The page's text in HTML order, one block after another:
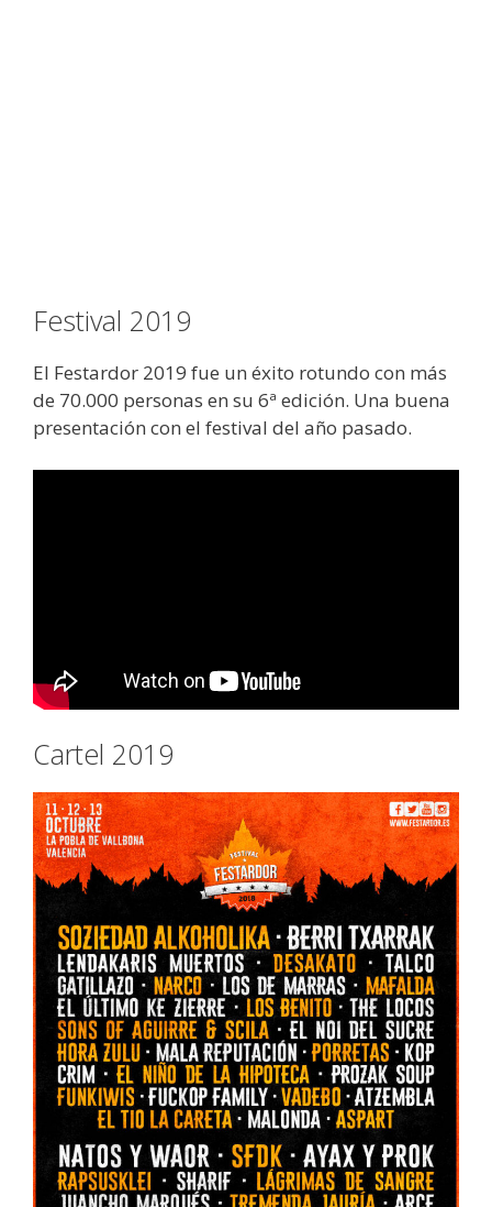
Festival 2019
El Festardor 2019 fue un éxito rotundo con más
de 70.000 personas en su 6ª edición. Una buena
presentación con el festival del año pasado.
Cartel 2019